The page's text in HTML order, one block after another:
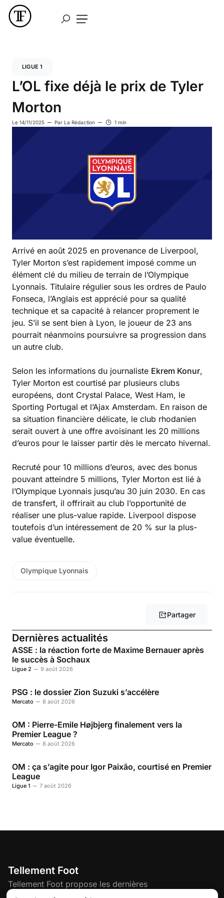
LIGUE 1
L’OL fixe déjà le prix de Tyler
Morton
Le 14/11/2025 Par La Rédaction 1 min
Arrivé en août 2025 en provenance de Liverpool,
Tyler Morton s’est rapidement imposé comme un
élément clé du milieu de terrain de l’Olympique
Lyonnais. Titulaire régulier sous les ordres de Paulo
Fonseca, l’Anglais est apprécié pour sa qualité
technique et sa capacité à relancer proprement le
jeu. S’il se sent bien à Lyon, le joueur de 23 ans
pourrait néanmoins poursuivre sa progression dans
un autre club.
Selon les informations du journaliste Ekrem Konur,
Tyler Morton est courtisé par plusieurs clubs
européens, dont Crystal Palace, West Ham, le
Sporting Portugal et l’Ajax Amsterdam. En raison de
sa situation financière délicate, le club rhodanien
serait ouvert à une offre avoisinant les 20 millions
d’euros pour le laisser partir dès le mercato hivernal.
Recruté pour 10 millions d’euros, avec des bonus
pouvant atteindre 5 millions, Tyler Morton est lié à
l’Olympique Lyonnais jusqu’au 30 juin 2030. En cas
de transfert, il offrirait au club l’opportunité de
réaliser une plus-value rapide. Liverpool dispose
toutefois d’un intéressement de 20 % sur la plus-
value éventuelle.
Olympique Lyonnais
Partager
Dernières actualités
ASSE : la réaction forte de Maxime Bernauer après
le succès à Sochaux
Ligue 2 9 août 2026
PSG : le dossier Zion Suzuki s’accélère
Mercato 8 août 2026
OM : Pierre-Emile Højbjerg finalement vers la
Premier League ?
Mercato 8 août 2026
OM : ça s’agite pour Igor Paixão, courtisé en Premier
League
Ligue 1 7 août 2026
Tellement Foot
Tellement Foot propose les dernières